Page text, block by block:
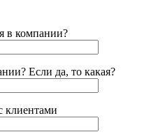
в компании?
Если да, то какая?
клиентами